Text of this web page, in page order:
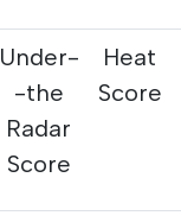
Heat
Score
Under-
the-
Radar
Score